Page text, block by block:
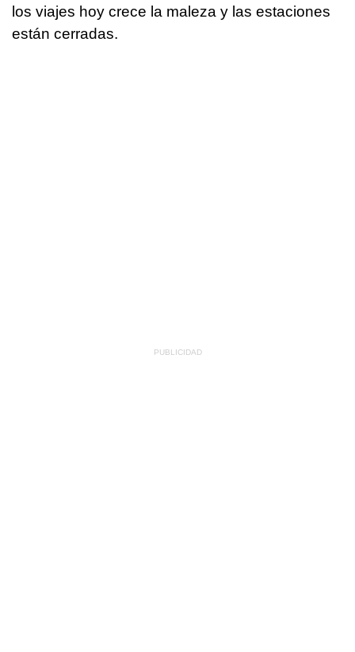
los viajes hoy crece la maleza y las estaciones
están cerradas.